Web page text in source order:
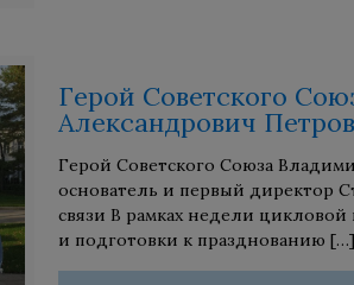
Герой Советского
Александрович Петров
Герой Советского Союза
основатель и первый директор
связи В рамках недели
и подготовки к празднованию […]